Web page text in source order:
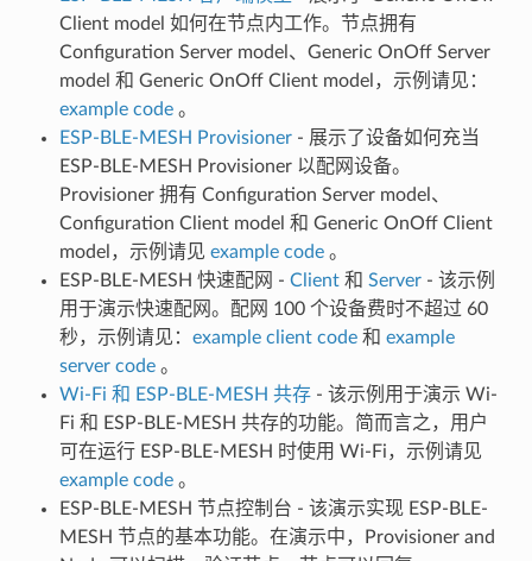
Client model 如何在节点内工作。节点拥有
Configuration Server model、Generic OnOff Server
model 和 Generic OnOff Client model，示例请见：
example code 。
ESP-BLE-MESH Provisioner - 展示了设备如何充当
ESP-BLE-MESH Provisioner 以配网设备。
Provisioner 拥有 Configuration Server model、
Configuration Client model 和 Generic OnOff Client
model，示例请见 example code 。
ESP-BLE-MESH 快速配网 - Client 和 Server - 该示例
用于演示快速配网。配网 100 个设备费时不超过 60
秒，示例请见： example client code 和 example
server code 。
Wi-Fi 和 ESP-BLE-MESH 共存 - 该示例用于演示 Wi-
Fi 和 ESP-BLE-MESH 共存的功能。简而言之，用户
可在运行 ESP-BLE-MESH 时使用 Wi-Fi，示例请见
example code 。
ESP-BLE-MESH 节点控制台 - 该演示实现 ESP-BLE-
MESH 节点的基本功能。在演示中，Provisioner and